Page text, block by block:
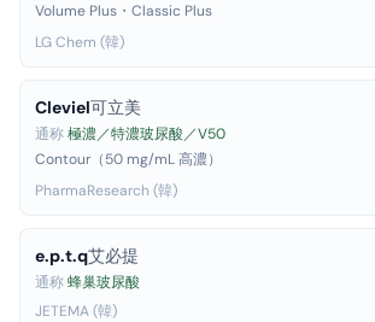
Volume Plus・Classic Plus
LG Chem (韓)
Cleviel可立美
通称極濃／特濃玻尿酸／V50
Contour（50 mg/mL 高濃）
PharmaResearch (韓)
e.p.t.q艾必提
通称蜂巢玻尿酸
JETEMA (韓)